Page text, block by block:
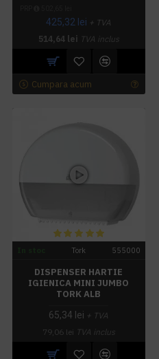
425,32 lei + TVA
514,64 lei TVA inclus
Cumpara acum
Tork 555000
DISPENSER HARTIE
IGIENICA MINI JUMBO
TORK ALB
65,34 lei + TVA
79,06 lei TVA inclus